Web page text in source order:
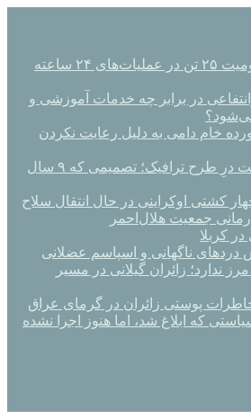
فوت ۴ نفر و مصدومیت ۲۵ تن در عملیات‌های ۲۴ ساعته
در برابر چه خدمات آموزشی و
تن فرآورده خام دامی به دلیل رعایت نکردن
موتورسیکلت‌ها پشت درِ طرح ترافیک؛ تصمیمی که ۹ سال
جمعیت هلال‌احمر
کربلا
دردهای ناگهانی و اسپاسم عضلانی
ندارد؛ زائران گیلانی در مسیر
پوستی زائران در گرمای عراق
که ابلاغ شد، اما هنوز اجرا نشده